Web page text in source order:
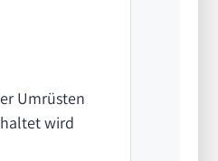
Umrüsten
wird